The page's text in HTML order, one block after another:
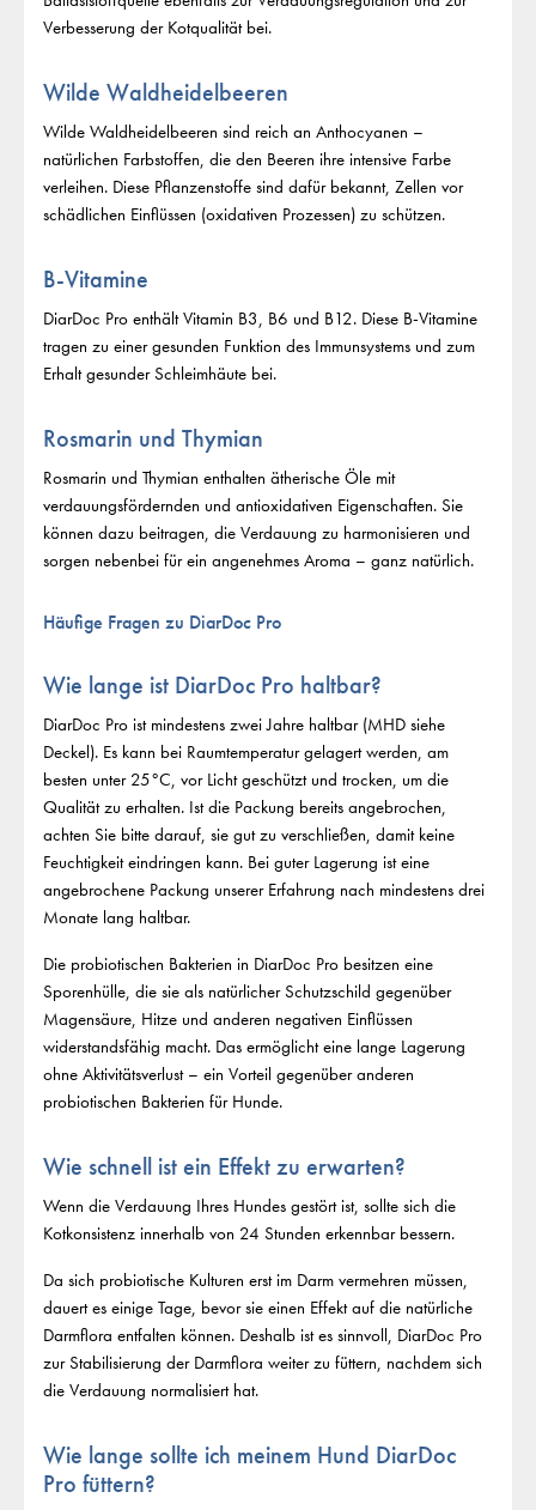
Verbesserung der Kotqualität bei.
Wilde Waldheidelbeeren
Wilde Waldheidelbeeren sind reich an Anthocyanen –
natürlichen Farbstoffen, die den Beeren ihre intensive Farbe
verleihen. Diese Pflanzenstoffe sind dafür bekannt, Zellen vor
schädlichen Einflüssen (oxidativen Prozessen) zu schützen.
B-Vitamine
DiarDoc Pro enthält Vitamin B3, B6 und B12. Diese B-Vitamine
tragen zu einer gesunden Funktion des Immunsystems und zum
Erhalt gesunder Schleimhäute bei.
Rosmarin und Thymian
Rosmarin und Thymian enthalten ätherische Öle mit
verdauungsfördernden und antioxidativen Eigenschaften. Sie
können dazu beitragen, die Verdauung zu harmonisieren und
sorgen nebenbei für ein angenehmes Aroma – ganz natürlich.
Häufige Fragen zu DiarDoc Pro
Wie lange ist DiarDoc Pro haltbar?
DiarDoc Pro ist mindestens zwei Jahre haltbar (MHD siehe
Deckel). Es kann bei Raumtemperatur gelagert werden, am
besten unter 25°C, vor Licht geschützt und trocken, um die
Qualität zu erhalten. Ist die Packung bereits angebrochen,
achten Sie bitte darauf, sie gut zu verschließen, damit keine
Feuchtigkeit eindringen kann. Bei guter Lagerung ist eine
angebrochene Packung unserer Erfahrung nach mindestens drei
Monate lang haltbar.
Die probiotischen Bakterien in DiarDoc Pro besitzen eine
Sporenhülle, die sie als natürlicher Schutzschild gegenüber
Magensäure, Hitze und anderen negativen Einflüssen
widerstandsfähig macht. Das ermöglicht eine lange Lagerung
ohne Aktivitätsverlust – ein Vorteil gegenüber anderen
probiotischen Bakterien für Hunde.
Wie schnell ist ein Effekt zu erwarten?
Wenn die Verdauung Ihres Hundes gestört ist, sollte sich die
Kotkonsistenz innerhalb von 24 Stunden erkennbar bessern.
Da sich probiotische Kulturen erst im Darm vermehren müssen,
dauert es einige Tage, bevor sie einen Effekt auf die natürliche
Darmflora entfalten können. Deshalb ist es sinnvoll, DiarDoc Pro
zur Stabilisierung der Darmflora weiter zu füttern, nachdem sich
die Verdauung normalisiert hat.
Wie lange sollte ich meinem Hund DiarDoc
Pro füttern?